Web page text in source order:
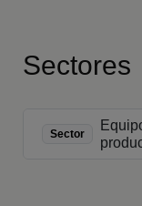
Sectores
Sector